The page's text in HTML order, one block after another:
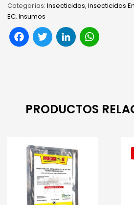
Categorías: Insecticidas, Insecticidas
EC, Insumos
Facebook
TwitterLinkedIn
PRODUCTOS